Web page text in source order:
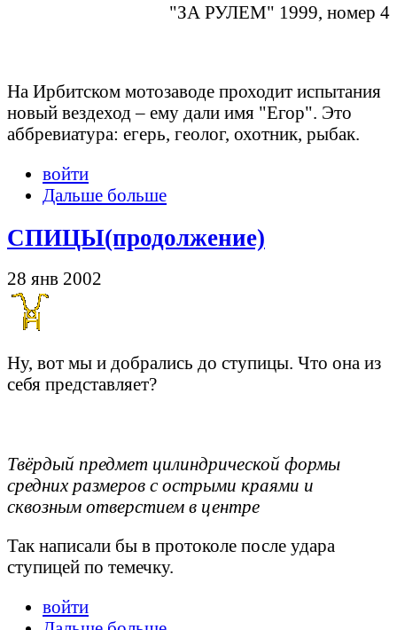
"ЗА РУЛЕМ" 1999, номер 4
На Ирбитском мотозаводе проходит испытания
новый вездеход – ему дали имя "Егор". Это
аббревиатура: егерь, геолог, охотник, рыбак.
войти
Дальше больше
СПИЦЫ(продолжение)
28 янв 2002
Ну, вот мы и добрались до ступицы. Что она из
себя представляет?
Твёрдый предмет цилиндрической формы
средних размеров с острыми краями и
сквозным отверстием в центре
Так написали бы в протоколе после удара
ступицей по темечку.
войти